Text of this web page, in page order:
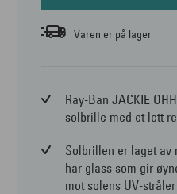
Varen er på lager
Ray-Ban JACKIE
solbrille med et lett
Solbrillen er laget av
har glass som gir
mot solens UV-stråler